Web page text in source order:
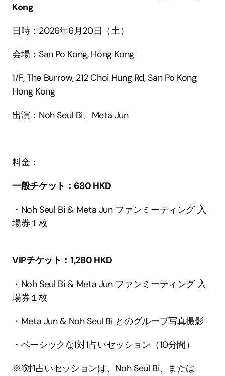
Kong
日時：2026年6月20日（土）
会場：San Po Kong, Hong Kong
1/F, The Burrow, 212 Choi Hung Rd, San Po Kong,
Hong Kong
出演：Noh Seul Bi、Meta Jun
料金：
一般チケット：680 HKD
・Noh Seul Bi & Meta Jun ファンミーティング 入
場券１枚
VIPチケット：1,280 HKD
・Noh Seul Bi & Meta Jun ファンミーティング 入
場券１枚
・Meta Jun & Noh Seul Bi とのグループ写真撮影
・ベーシックな1対1占いセッション（10分間）
※1対1占いセッションは、Noh Seul Bi、または